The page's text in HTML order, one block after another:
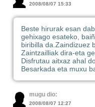
2008/08/07 15:33
Beste hirurak esan
gehixago esateko,
biribilla da.Zaindizuez
Zaintzailliak dira-eta
Disfrutau aitxaz ahal
Besarkada eta muxu
mugu dio:
2008/08/07 12:27